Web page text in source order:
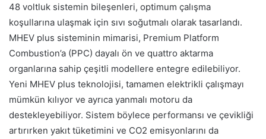
48 voltluk sistemin bileşenleri, optimum çalışma
koşullarına ulaşmak için sıvı soğutmalı olarak tasarlandı.
MHEV plus sisteminin mimarisi, Premium Platform
Combustion’a (PPC) dayalı ön ve quattro aktarma
organlarına sahip çeşitli modellere entegre edilebiliyor.
Yeni MHEV plus teknolojisi, tamamen elektrikli çalışmayı
mümkün kılıyor ve ayrıca yanmalı motoru da
destekleyebiliyor. Sistem böylece performansı ve çevikliği
artırırken yakıt tüketimini ve CO2 emisyonlarını da